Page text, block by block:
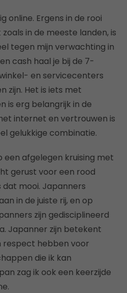
online. Ergens in de rooi
in de meeste landen, is
tegen mijn verwachting in
cash haal je bij de 7-
en servicecenters
zijn. Het is iets met
is erg belangrijk in de
internet en vertrouwen is
gelukkige combinatie.
afgelegen kruising met
gerust voor een rood
mooi. Japanners
in de juiste rij, en op
zijn gedisciplineerd
Japanner zijn betekent
hebben voor
die ik kan
zag ik ook een keerzijde